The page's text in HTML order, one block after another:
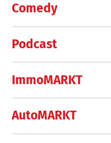
Comedy
Podcast
ImmoMARKT
AutoMARKT